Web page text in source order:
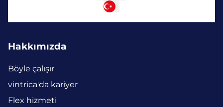
Hakkımızda
Böyle çalışır
vintrica'da kariyer
Flex hizmeti